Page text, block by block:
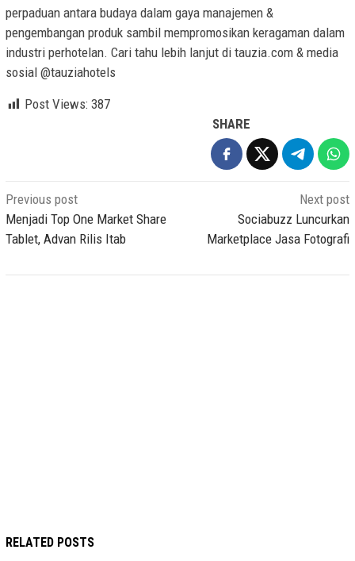
perpaduan antara budaya dalam gaya manajemen &
pengembangan produk sambil mempromosikan keragaman dalam
industri perhotelan. Cari tahu lebih lanjut di tauzia.com & media
sosial @tauziahotels
Post Views: 387
SHARE
Post
navigation
Previous post
Menjadi Top One Market Share
Tablet, Advan Rilis Itab
Next post
Sociabuzz Luncurkan
Marketplace Jasa Fotografi
RELATED POSTS